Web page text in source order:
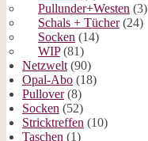
Pullunder+Westen (3)
Schals + Tücher(24)
Socken (14)
WIP(81)
Netzwelt (90)
Opal-Abo (18)
Pullover(8)
Socken (52)
Stricktreffen (10)
Taschen (1)